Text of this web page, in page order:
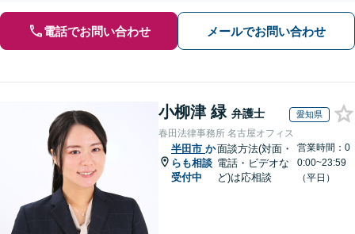
電話でお問い合わせ メールでお問い合わせ
小柳津 緑 弁護士 愛知県
春田法律事務所 名古屋オフィス
半田市 か
らも相談
受付中
面談方法(対面・
電話・ビデオな
ど)は応相談
営業時間：0
0:00~23:59
（平日）